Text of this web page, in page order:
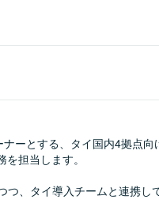
ーとする、タイ国内4拠点向
担当します。
つ、タイ導入チームと連携し